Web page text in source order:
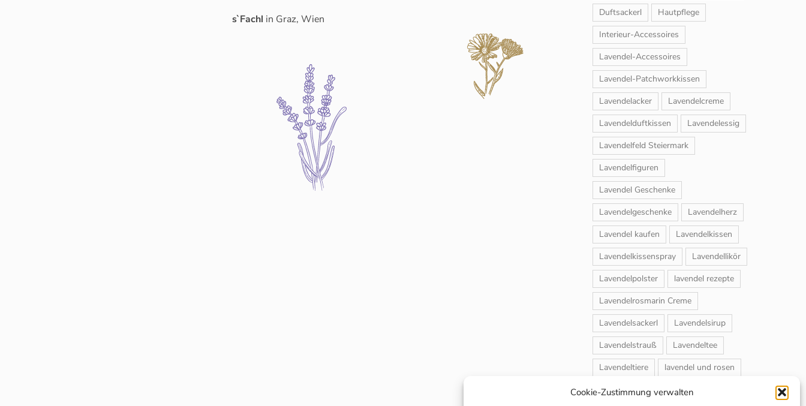
Cookie-Zustimmung verwalten
s`Fachl in Graz, Wien
Duftsackerl
Hautpflege
Interieur-Accessoires
Lavendel-Accessoires
Lavendel-Patchworkkissen
Lavendelacker
Lavendelcreme
Lavendelduftkissen
Lavendelessig
Lavendelfeld Steiermark
Lavendelfiguren
Lavendel Geschenke
Lavendelgeschenke
Lavendelherz
Lavendel kaufen
Lavendelkissen
Lavendelkissenspray
Lavendellikör
Lavendelpolster
lavendel rezepte
Lavendelrosmarin Creme
Lavendelsackerl
Lavendelsirup
Lavendelstrauß
Lavendeltee
Lavendeltiere
lavendel und rosen
Magnet-Duftsackerl
Naturheilmittel